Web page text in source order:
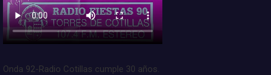
Onda 92-Radio Cotillas cumple 30 años.